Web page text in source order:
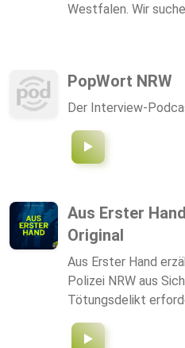
Games,
Westfalen. Wir
PopWort NRW
Der Interview-
Aus Erster
Original
Aus Erster Hand
Polizei NRW aus
Tötungsdelikt
leitenden